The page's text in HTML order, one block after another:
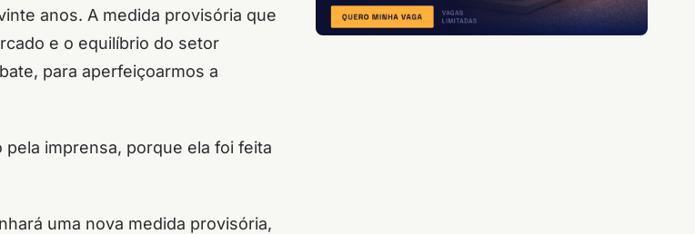
anos. A medida provisória que
e o equilíbrio do setor
para aperfeiçoarmos a
imprensa, porque ela foi feita
uma nova medida provisória,